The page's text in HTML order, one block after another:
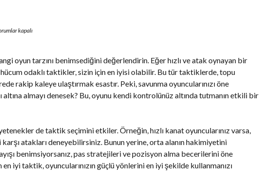
kapalı
oyun tarzını benimsediğini değerlendirin. Eğer hızlı ve atak oynayan bir
odaklı taktikler, sizin için en iyisi olabilir. Bu tür taktiklerde, topu
rakip kaleye ulaştırmak esastır. Peki, savunma oyuncularınızı öne
altına almayı denesek? Bu, oyunu kendi kontrolünüz altında tutmanın etkili bir
de taktik seçimini etkiler. Örneğin, hızlı kanat oyuncularınız varsa,
karşı atakları deneyebilirsiniz. Bunun yerine, orta alanın hakimiyetini
benimsiyorsanız, pas stratejileri ve pozisyon alma becerilerini öne
iyi taktik, oyuncularınızın güçlü yönlerini en iyi şekilde kullanmanızı